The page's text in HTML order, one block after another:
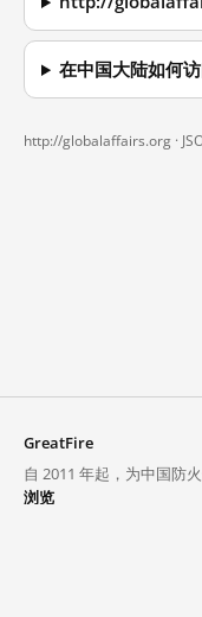
在中国大陆如何
http://globalaffairs.org ·
GreatFire
自 2011 年起，为中国防
浏览